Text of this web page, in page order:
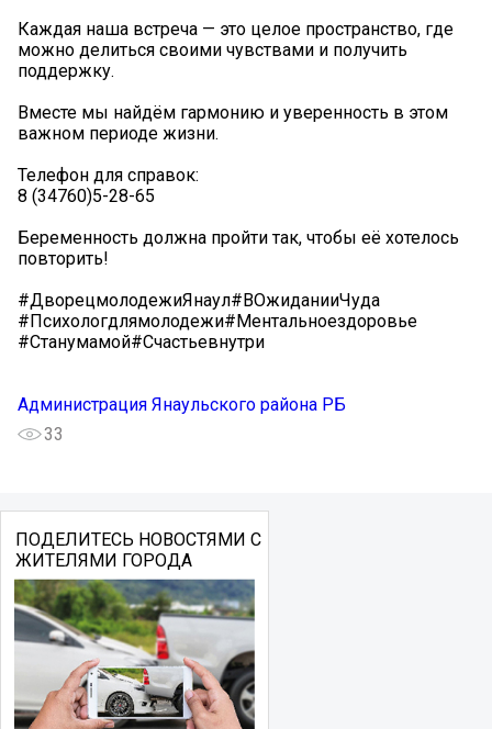
️Каждая наша встреча — это целое пространство, где
можно делиться своими чувствами и получить
поддержку.
Вместе мы найдём гармонию и уверенность в этом
важном периоде жизни.
Телефон для справок:
8 (34760)5-28-65
Беременность должна пройти так, чтобы её хотелось
повторить!
#ДворецмолодежиЯнаул#ВОжиданииЧуда
#Психологдлямолодежи#Ментальноездоровье
#Станумамой#Счастьевнутри
Администрация Янаульского района РБ
33
ПОДЕЛИТЕСЬ НОВОСТЯМИ С
ЖИТЕЛЯМИ ГОРОДА